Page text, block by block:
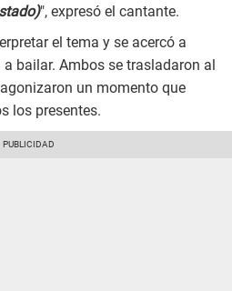
", expresó el cantante.
el tema y se acercó a
bailar. Ambos se trasladaron al
un momento que
los presentes.